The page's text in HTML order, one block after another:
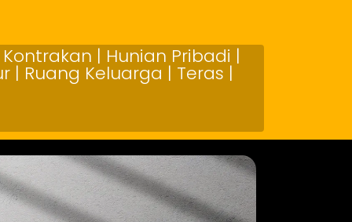
| Hunian Pribadi |
| Ruang Keluarga | Teras |